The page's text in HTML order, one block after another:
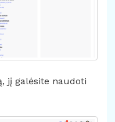
jį galėsite naudoti